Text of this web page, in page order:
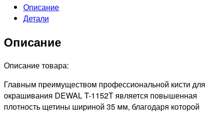
окрашивания
прозрачная
черной
короткая
Описание
Детали
Описание
Описание товара:
Главным преимуществом профессиональной кисти для
окрашивания DEWAL T-1152T является повышенная
плотность щетины шириной 35 мм, благодаря которой